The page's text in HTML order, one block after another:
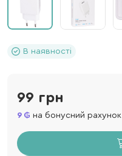
В наявності
99 грн
9 на бонусний рахунок